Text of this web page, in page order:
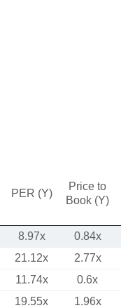
PER (Y)
Price to
Book (Y)
8.97x
0.84x
21.12x
2.77x
11.74x
0.6x
19.55x
1.96x